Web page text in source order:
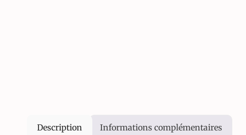
Description Informations complémentaires